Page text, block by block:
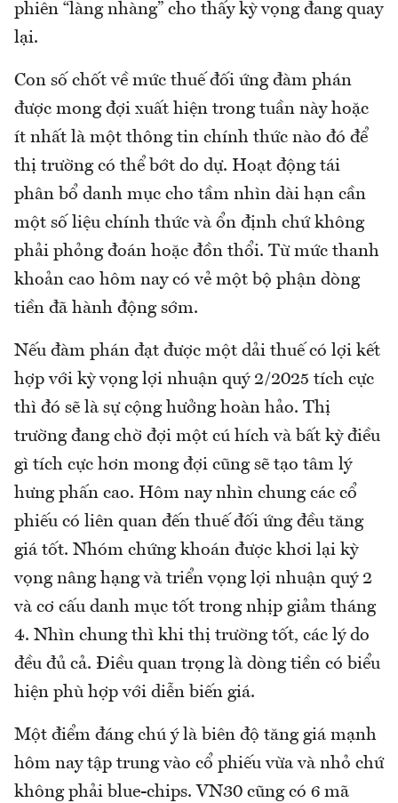
phiên “làng nhàng” cho thấy kỳ vọng đang quay
lại.
Con số chốt về mức thuế đối ứng đàm phán
được mong đợi xuất hiện trong tuần này hoặc
ít nhất là một thông tin chính thức nào đó để
thị trường có thể bớt do dự. Hoạt động tái
phân bổ danh mục cho tầm nhìn dài hạn cần
một số liệu chính thức và ổn định chứ không
phải phỏng đoán hoặc đồn thổi. Từ mức thanh
khoản cao hôm nay có vẻ một bộ phận dòng
tiền đã hành động sớm.
Nếu đàm phán đạt được một dải thuế có lợi kết
hợp với kỳ vọng lợi nhuận quý 2/2025 tích cực
thì đó sẽ là sự cộng hưởng hoàn hảo. Thị
trường đang chờ đợi một cú hích và bất kỳ điều
gì tích cực hơn mong đợi cũng sẽ tạo tâm lý
hưng phấn cao. Hôm nay nhìn chung các cổ
phiếu có liên quan đến thuế đối ứng đều tăng
giá tốt. Nhóm chứng khoán được khơi lại kỳ
vọng nâng hạng và triển vọng lợi nhuận quý 2
và cơ cấu danh mục tốt trong nhịp giảm tháng
4. Nhìn chung thì khi thị trường tốt, các lý do
đều đủ cả. Điều quan trọng là dòng tiền có biểu
hiện phù hợp với diễn biến giá.
Một điểm đáng chú ý là biên độ tăng giá mạnh
hôm nay tập trung vào cổ phiếu vừa và nhỏ chứ
không phải blue-chips. VN30 cũng có 6 mã